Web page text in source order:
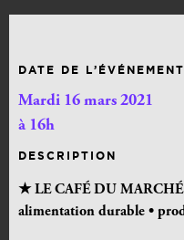
DATE DE L’ÉVÉNEMENT
Mardi 16 mars 2021
à 16h
DESCRIPTION
★ LE CAFÉ DU MARCHÉ
alimentation durable •